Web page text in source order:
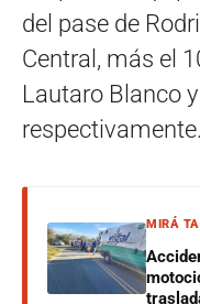
del pase de
Central, más el
Lautaro Blanco
respectivamente.
MIRÁ